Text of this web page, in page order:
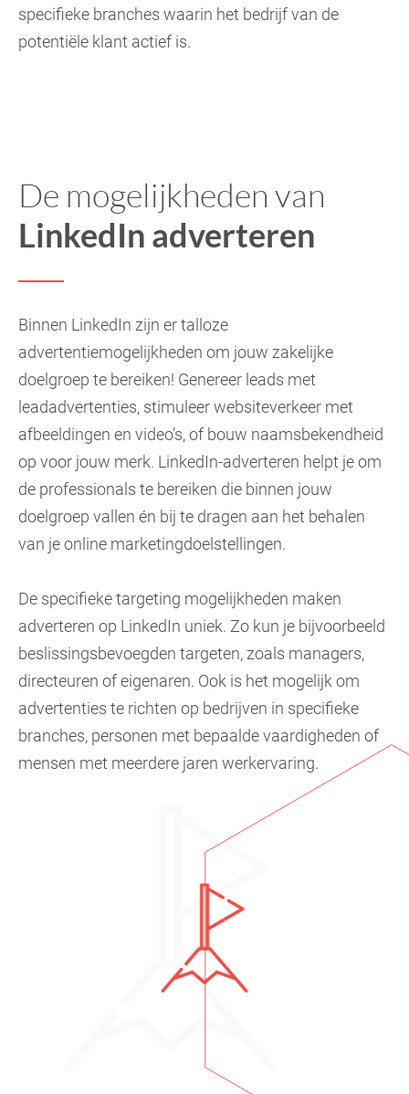
specifieke branches waarin het bedrijf van de
potentiële klant actief is.
De mogelijkheden van
LinkedIn adverteren
Binnen LinkedIn zijn er talloze
advertentiemogelijkheden om jouw zakelijke
doelgroep te bereiken! Genereer leads met
leadadvertenties, stimuleer websiteverkeer met
afbeeldingen en video’s, of bouw naamsbekendheid
op voor jouw merk. LinkedIn-adverteren helpt je om
de professionals te bereiken die binnen jouw
doelgroep vallen én bij te dragen aan het behalen
van je online marketingdoelstellingen.
De specifieke targeting mogelijkheden maken
adverteren op LinkedIn uniek. Zo kun je bijvoorbeeld
beslissingsbevoegden targeten, zoals managers,
directeuren of eigenaren. Ook is het mogelijk om
advertenties te richten op bedrijven in specifieke
branches, personen met bepaalde vaardigheden of
mensen met meerdere jaren werkervaring.